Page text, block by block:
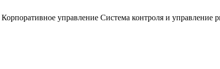
Корпоративное управление Система контроля и управление